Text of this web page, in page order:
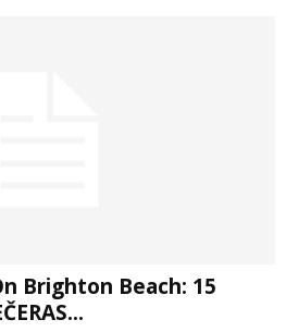
Brighton Beach: 15